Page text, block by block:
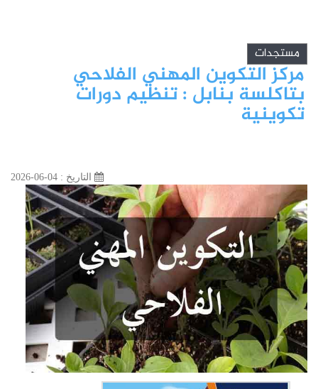
مستجدات
مركز التكوين المهني الفلاحي
بتاكلسة بنابل : تنظيم دورات
تكوينية
التاريخ : 04-06-2026